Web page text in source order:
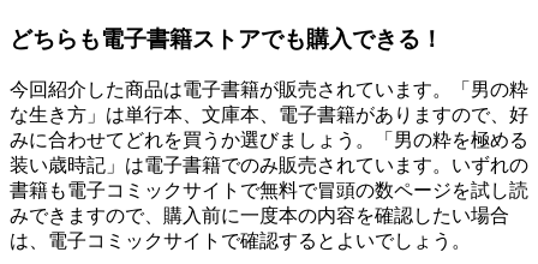
どちらも電子書籍ストアでも購入できる！
今回紹介した商品は電子書籍が販売されています。「男の粋
な生き方」は単行本、文庫本、電子書籍がありますので、好
みに合わせてどれを買うか選びましょう。「男の粋を極める
装い歳時記」は電子書籍でのみ販売されています。いずれの
書籍も電子コミックサイトで無料で冒頭の数ページを試し読
みできますので、購入前に一度本の内容を確認したい場合
は、電子コミックサイトで確認するとよいでしょう。